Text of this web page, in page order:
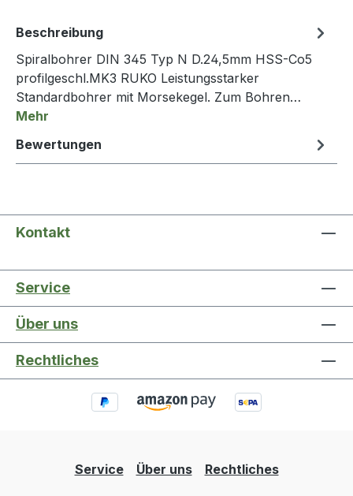
Beschreibung
Spiralbohrer DIN 345 Typ N D.24,5mm HSS-Co5
profilgeschl.MK3 RUKO Leistungsstarker
Standardbohrer mit Morsekegel. Zum Bohren…
Mehr
Bewertungen
Kontakt
Service
Über uns
Rechtliches
Service Über uns Rechtliches